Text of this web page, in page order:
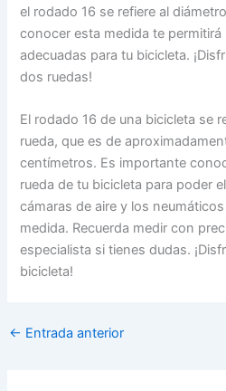
el rodado 16 se refiere al
conocer esta medida te permitirá
adecuadas para tu bicicleta.
dos ruedas!
El rodado 16 de una bicicleta se
rueda, que es de
centímetros. Es importante
rueda de tu bicicleta para poder
cámaras de aire y los
medida. Recuerda medir con
especialista si tienes dudas.
bicicleta!
← Entrada anterior